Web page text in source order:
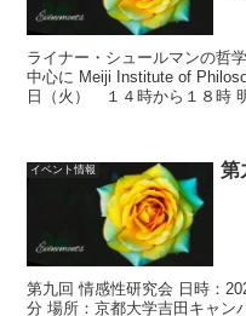
ライナー・シュールマンの哲
中心に Meiji Institute of
日（火） １４時から１８時
イベント情報 第
第九回 情感性研究会 日時：
分 場所：京都大学吉田キャ